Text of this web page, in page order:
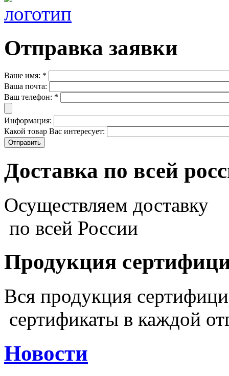
Отправка заявки
Ваше имя: *
Ваша почта:
Ваш телефон: *
Информация:
Какой товар Вас интересует:
Доставка по всей
Осуществляем доставку
по всей России
Продукция
Вся продукция
сертификаты в каждой
Новости